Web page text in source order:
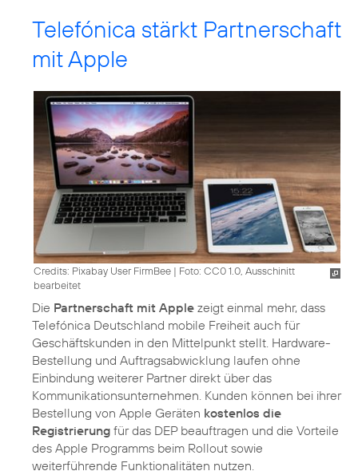
Telefónica stärkt Partnerschaft
mit Apple
Credits: Pixabay User FirmBee | Foto: CC0 1.0, Ausschinitt
bearbeitet
Die Partnerschaft mit Apple zeigt einmal mehr, dass
Telefónica Deutschland mobile Freiheit auch für
Geschäftskunden in den Mittelpunkt stellt. Hardware-
Bestellung und Auftragsabwicklung laufen ohne
Einbindung weiterer Partner direkt über das
Kommunikationsunternehmen. Kunden können bei ihrer
Bestellung von Apple Geräten kostenlos die
Registrierung für das DEP beauftragen und die Vorteile
des Apple Programms beim Rollout sowie
weiterführende Funktionalitäten nutzen.